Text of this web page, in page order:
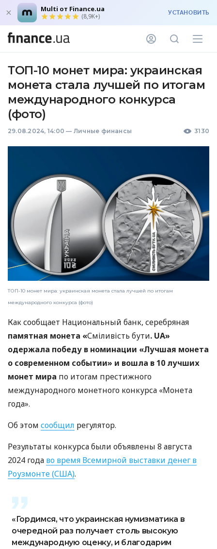
Multi от Finance.ua
(8,9K+) УСТАНОВИТЬ
ТОП-10 монет мира: украинская
монета стала лучшей по итогам
международного конкурса
(фото)
29.08.2024, 14:00 — Личные финансы 3130
ТОП-10 монет мира: украинская монета стала лучшей по итогам
международного конкурса (фото)
Как сообщает Национальный банк, серебряная
памятная монета «Сміливість бути. UA»
одержала победу в номинации «Лучшая монета
о современном событии» и вошла в 10 лучших
монет мира по итогам престижного
международного монетного конкурса «Монета
года».
Об этом сообщил регулятор.
Результаты конкурса были объявлены 8 августа
2024 года во время Всемирной выставки денег в
Роузмонте (США).
«Гордимся, что украинская нумизматика в
очередной раз получает столь высокую
международную оценку, и благодарим